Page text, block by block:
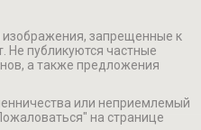
изображения, запрещенные к
Не публикуются частные
а также предложения
или неприемлемый
на странице